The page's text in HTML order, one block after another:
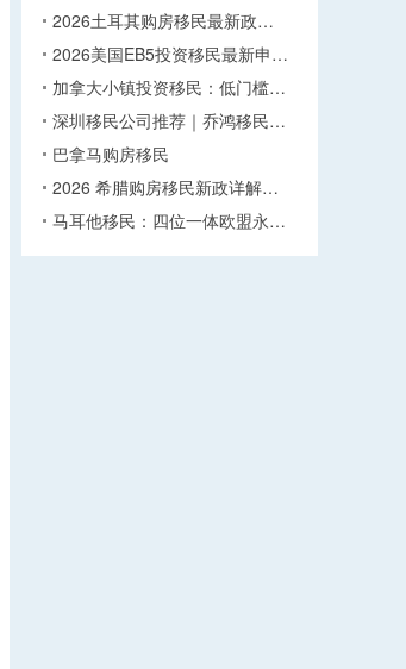
2026土耳其购房移民最新政…
2026美国EB5投资移民最新申…
加拿大小镇投资移民：低门槛…
深圳移民公司推荐｜乔鸿移民…
巴拿马购房移民
2026 希腊购房移民新政详解…
马耳他移民：四位一体欧盟永…